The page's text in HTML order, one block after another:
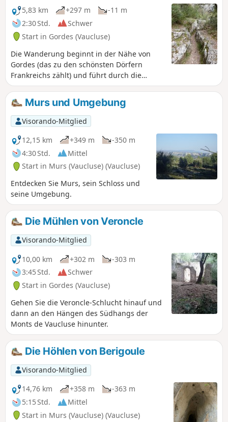
5,83 km
+297 m
-11 m
2:30 Std.
Schwer
Start in Gordes (Vaucluse)
Die Wanderung beginnt in der Nähe von
Gordes (das zu den schönsten Dörfern
Frankreichs zählt) und führt durch die
Schluchten von Véroncle bis nach Murs mit
seiner Burg. Eine sehr schöne, sportliche
Wanderung in den Schluchten von Véroncle,
bei der Sie entlang des Weges mehrere
Mühlenruinen aus verschiedenen Epochen
entdecken können. Einige Leitern und Seile
sowie eine obligatorische Passage durch
den alten Schornstein einer Mühle. Planen
Sie für diese Wanderung 4 Stunden ein und
nicht 2,5 Stunden, wie angegeben. Nicht mit
Hunden, bei Regen oder nach Regen sowie
bei zu großer Hitze unternehmen. Lesen Sie
die Bewertungen.
Murs und Umgebung
Visorando-Mitglied
12,15 km
+349 m
-350 m
4:30 Std.
Mittel
Start in Murs (Vaucluse) (Vaucluse)
Entdecken Sie Murs, sein Schloss und
seine Umgebung.
Die Mühlen von Veroncle
Visorando-Mitglied
10,00 km
+302 m
-303 m
3:45 Std.
Schwer
Start in Gordes (Vaucluse)
Gehen Sie die Veroncle-Schlucht hinauf und
dann an den Hängen des Südhangs der
Monts de Vaucluse hinunter.
Die Höhlen von Berigoule
Visorando-Mitglied
14,76 km
+358 m
-363 m
5:15 Std.
Mittel
Start in Murs (Vaucluse) (Vaucluse)